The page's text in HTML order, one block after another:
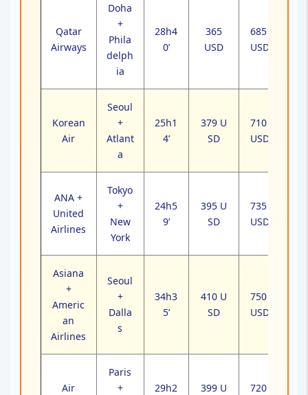
Qatar
Airways
Doha
+
Phila
delph
ia
28h4
0’
365
USD
685
USD
Korean
Air
Seoul
+
Atlant
a
25h1
4’
379 U
SD
710
USD
ANA +
United
Airlines
Tokyo
+
New
York
24h5
9’
395 U
SD
735
USD
Asiana
+
Americ
an
Airlines
Seoul
+
Dalla
s
34h3
5’
410 U
SD
750
USD
Air
Paris
+
29h2
399 U
720